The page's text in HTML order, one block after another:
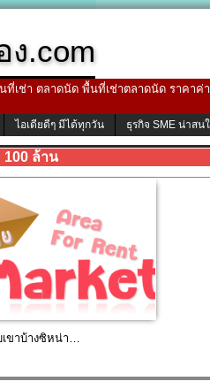
ง.com
เช่า ตลาดนัด พื้นที่เช่าตลาดนัด ราคา
ไอเดียดีๆ มีได้ทุกวัน ธุรกิจ SME น่าสน
100 ล้าน
เขาบ้างซิหน่า…